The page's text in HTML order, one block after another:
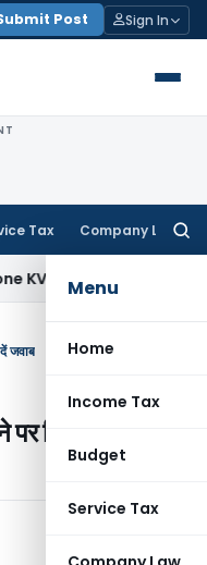
Post Sign In
Tax Company Law
Menu
Home
Income Tax
Budget
Service Tax
Delay
जवाब
मिलें ये नोटिस तो